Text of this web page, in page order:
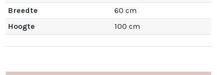
Breedte
60 cm
Hoogte
100 cm